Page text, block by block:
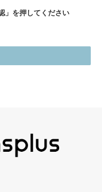
扱いサービスに関連す
分析など各種統計資料
お願いに使用いたしま
・ご相談等に回答する
アンス推進統括部 担当
」を押してください